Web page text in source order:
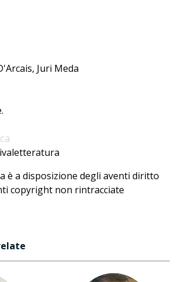
Juri Meda
è a disposizione degli aventi diritto
copyright non rintracciate